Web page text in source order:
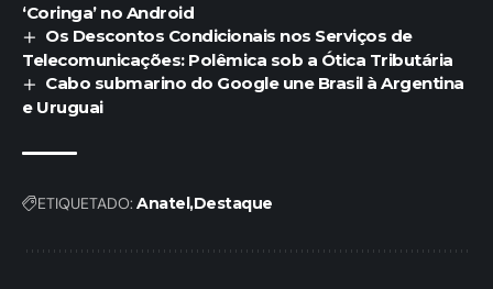
‘Coringa’ no Android
Os Descontos Condicionais nos Serviços de
Telecomunicações: Polêmica sob a Ótica Tributária
Cabo submarino do Google une Brasil à Argentina
e Uruguai
ETIQUETADO: AnatelDestaque